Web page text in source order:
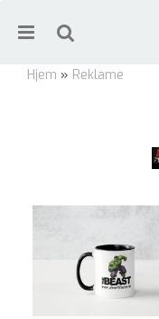
Hjem » Reklame